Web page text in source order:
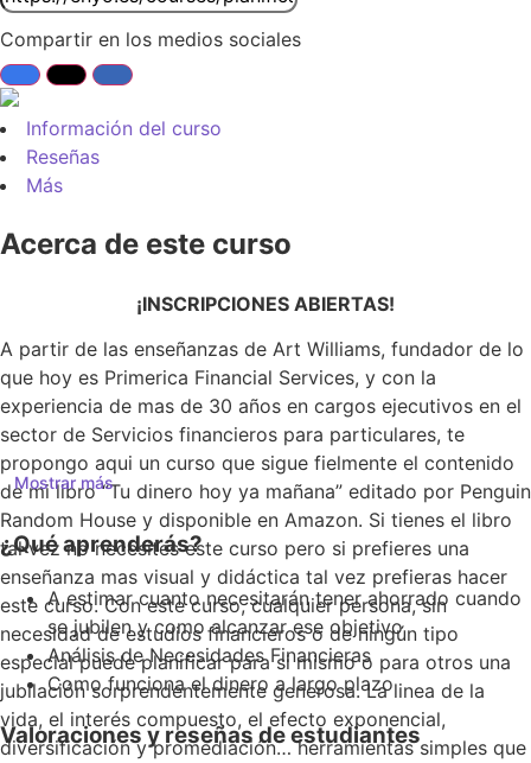
Compartir en los medios sociales
Información del curso
Reseñas
Más
Acerca de este curso
¡INSCRIPCIONES ABIERTAS!
A partir de las enseñanzas de Art Williams, fundador de lo
que hoy es Primerica Financial Services, y con la
experiencia de mas de 30 años en cargos ejecutivos en el
sector de Servicios financieros para particulares, te
propongo aqui un curso que sigue fielmente el contenido
de mi libro “Tu dinero hoy ya mañana” editado por Penguin
Random House y disponible en Amazon. Si tienes el libro
tal vez no necesites este curso pero si prefieres una
enseñanza mas visual y didáctica tal vez prefieras hacer
este curso. Con este curso, cualquier persona, sin
necesidad de estudios financieros o de ningún tipo
especial puede planificar para si mismo o para otros una
jubilación sorprendentemente generosa. La linea de la
vida, el interés compuesto, el efecto exponencial,
diversificación y promediación… herramientas simples que
Mostrar más
¿Qué aprenderás?
A estimar cuanto necesitarán tener ahorrado cuando
se jubilen y como alcanzar ese objetivo
Análisis de Necesidades Financieras
Como funciona el dinero a largo plazo
Valoraciones y reseñas de estudiantes